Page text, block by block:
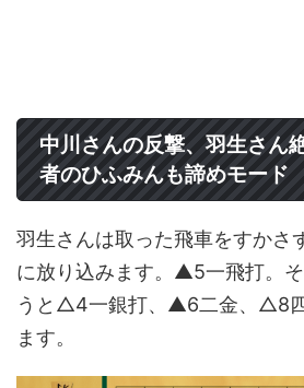
中川さんの反撃、羽生さん
者のひふみんも諦めモード
羽生さんは取った飛車をすかさ
に放り込みます。▲5一飛打。
うと△4一銀打、▲6二金、△8
ます。